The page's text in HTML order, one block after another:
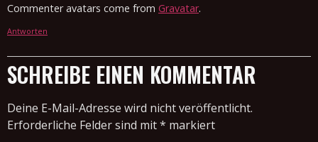
Commenter avatars come from Gravatar.
Antworten
SCHREIBE EINEN KOMMENTAR
Deine E-Mail-Adresse wird nicht veröffentlicht.
Erforderliche Felder sind mit* markiert